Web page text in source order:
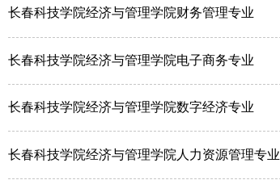
长春科技学院经济与管理学院财务管理专业
长春科技学院经济与管理学院电子商务专业
长春科技学院经济与管理学院数字经济专业
长春科技学院经济与管理学院人力资源管理专业